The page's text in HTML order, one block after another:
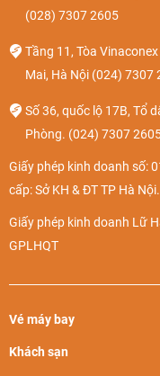
(028) 7307 2605
Tầng 11, Tòa
Mai, Hà Nội (024) 7307
Số 36, quốc lộ 17B, Tổ
Phòng. (024) 7307
Giấy phép kinh doanh số:
cấp: Sở KH & ĐT TP Hà Nội.
Giấy phép kinh doanh Lữ
GPLHQT
Vé máy bay
Khách sạn